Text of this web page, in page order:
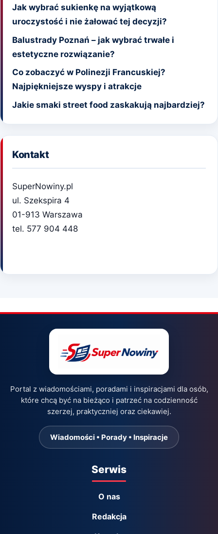
Jak wybrać sukienkę na wyjątkową
uroczystość i nie żałować tej decyzji?
Balustrady Poznań – jak wybrać trwałe i
estetyczne rozwiązanie?
Co zobaczyć w Polinezji Francuskiej?
Najpiękniejsze wyspy i atrakcje
Jakie smaki street food zaskakują najbardziej?
Kontakt
SuperNowiny.pl
ul. Szekspira 4
01-913 Warszawa
tel. 577 904 448
Portal z wiadomościami, poradami i inspiracjami dla osób,
które chcą być na bieżąco i patrzeć na codzienność
szerzej, praktyczniej oraz ciekawiej.
Wiadomości • Porady • Inspiracje
Serwis
O nas
Redakcja